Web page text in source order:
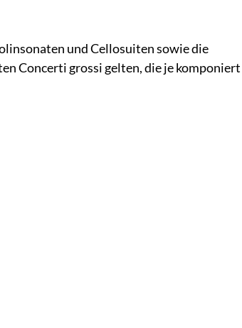
und Cellosuiten sowie die
Concerti grossi gelten, die je komponiert